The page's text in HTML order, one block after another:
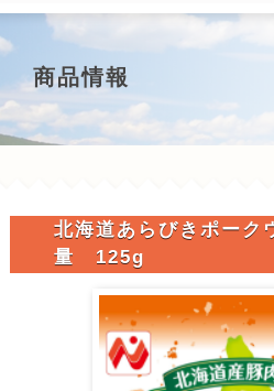
商品情報
北海道あらびきポー
量 125g